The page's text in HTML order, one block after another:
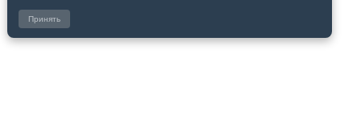
Принять